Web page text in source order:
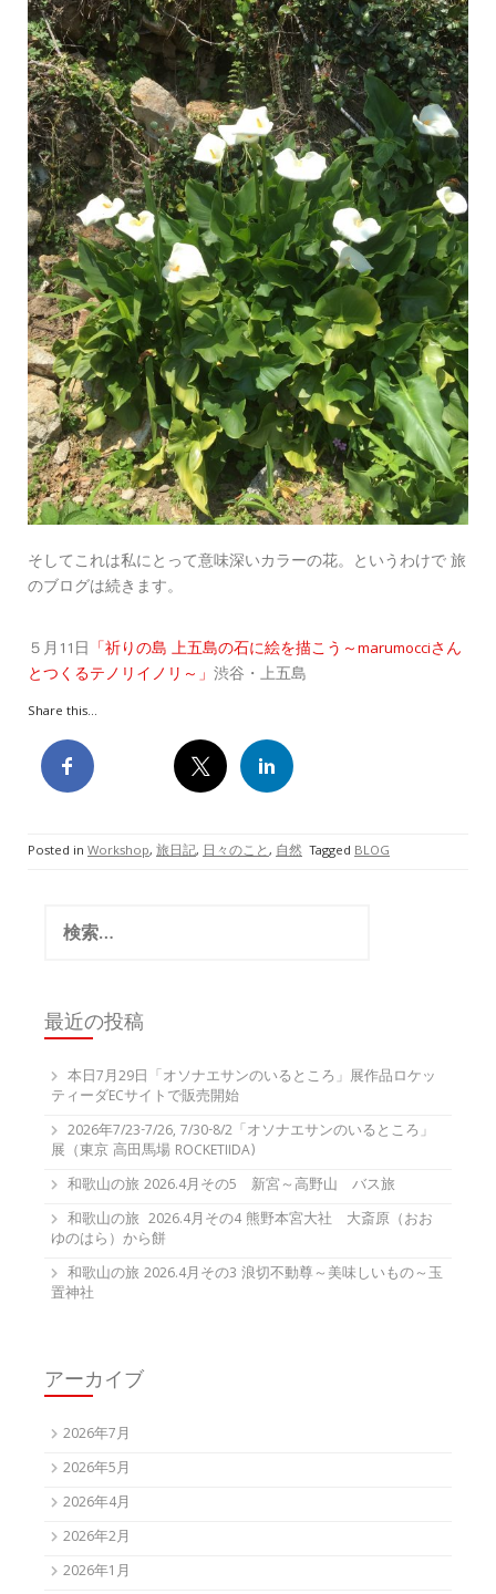
そしてこれは私にとって意味深いカラーの花。というわけで 旅
のブログは続きます。
５月11日 「祈りの島 上五島の石に絵を描こう～marumocciさん
とつくるテノリイノリ～」 渋谷・上五島
Share this...
Posted in Workshop, 旅日記, 日々のこと, 自然 Tagged BLOG
最近の投稿
本日7月29日「オソナエサンのいるところ」展作品ロケッ
ティーダECサイトで販売開始
2026年7/23-7/26, 7/30-8/2「オソナエサンのいるところ」
展（東京 高田馬場 ROCKETIIDA)
和歌山の旅 2026.4月その5 新宮～高野山 バス旅
和歌山の旅 2026.4月その4 熊野本宮大社 大斎原（おお
ゆのはら）から餅
和歌山の旅 2026.4月その3 浪切不動尊～美味しいもの～玉
置神社
アーカイブ
2026年7月
2026年5月
2026年4月
2026年2月
2026年1月